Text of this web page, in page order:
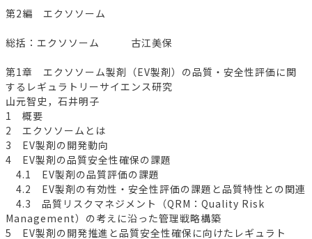
第2編 エクソソーム
総括：エクソソーム 古江美保
第1章 エクソソーム製剤（EV製剤）の品質・安全性評価に関
するレギュラトリーサイエンス研究
山元智史，石井明子
1 概要
2 エクソソームとは
3 EV製剤の開発動向
4 EV製剤の品質安全性確保の課題
4.1 EV製剤の品質評価の課題
4.2 EV製剤の有効性・安全性評価の課題と品質特性との関連
4.3 品質リスクマネジメント（QRM：Quality Risk
Management）の考えに沿った管理戦略構築
5 EV製剤の開発推進と品質安全性確保に向けたレギュラト